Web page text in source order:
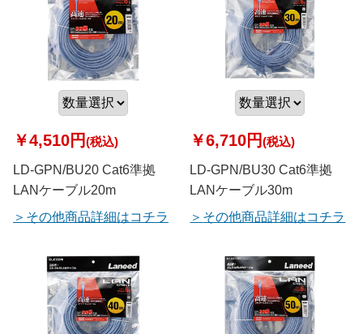
￥4,510円(税込)
LD-GPN/BU20 Cat6準拠
LANケーブル20m
その他商品詳細はコチラ
￥6,710円(税込)
LD-GPN/BU30 Cat6準拠
LANケーブル30m
その他商品詳細はコチラ